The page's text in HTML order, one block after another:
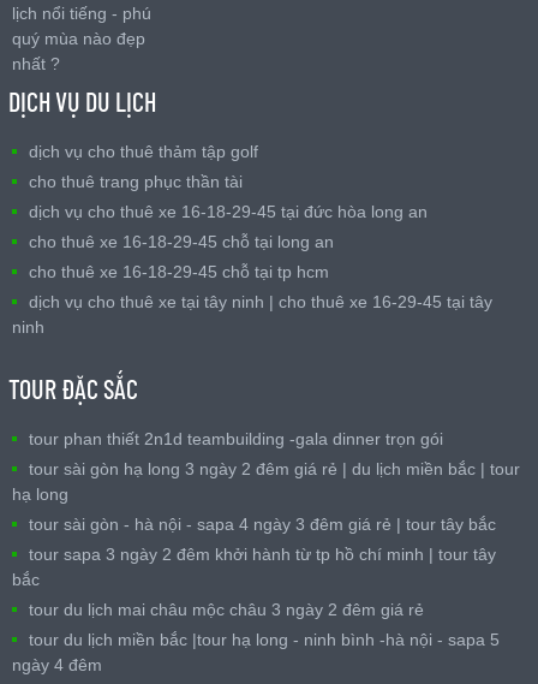
lịch nổi tiếng - phú
quý mùa nào đẹp
nhất ?
DỊCH VỤ DU LỊCH
dịch vụ cho thuê thảm tập golf
cho thuê trang phục thần tài
dịch vụ cho thuê xe 16-18-29-45 tại đức hòa long an
cho thuê xe 16-18-29-45 chỗ tại long an
cho thuê xe 16-18-29-45 chỗ tại tp hcm
dịch vụ cho thuê xe tại tây ninh | cho thuê xe 16-29-45 tại tây
ninh
TOUR ĐẶC SẮC
tour phan thiết 2n1d teambuilding -gala dinner trọn gói
tour sài gòn hạ long 3 ngày 2 đêm giá rẻ | du lịch miền bắc | tour
hạ long
tour sài gòn - hà nội - sapa 4 ngày 3 đêm giá rẻ | tour tây bắc
tour sapa 3 ngày 2 đêm khởi hành từ tp hồ chí minh | tour tây
bắc
tour du lịch mai châu mộc châu 3 ngày 2 đêm giá rẻ
tour du lịch miền bắc |tour hạ long - ninh bình -hà nội - sapa 5
ngày 4 đêm